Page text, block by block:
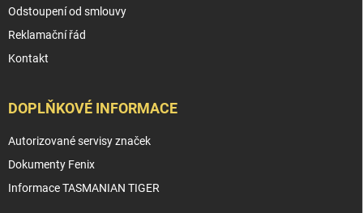
Odstoupení od smlouvy
Reklamační řád
Kontakt
DOPLŇKOVÉ INFORMACE
Autorizované servisy značek
Dokumenty Fenix
Informace TASMANIAN TIGER